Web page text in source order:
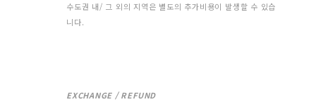
수도권 내/ 그 외의 지역은 별도의 추가비용이 발생할 수 있습
니다.
EXCHANGE / REFUND